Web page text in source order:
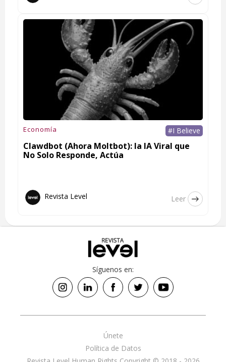
Economía #I Believe
Clawdbot (Ahora Moltbot): la IA Viral que
No Solo Responde, Actúa
Revista Level Leer
Síguenos en:
Política de Datos
Únete